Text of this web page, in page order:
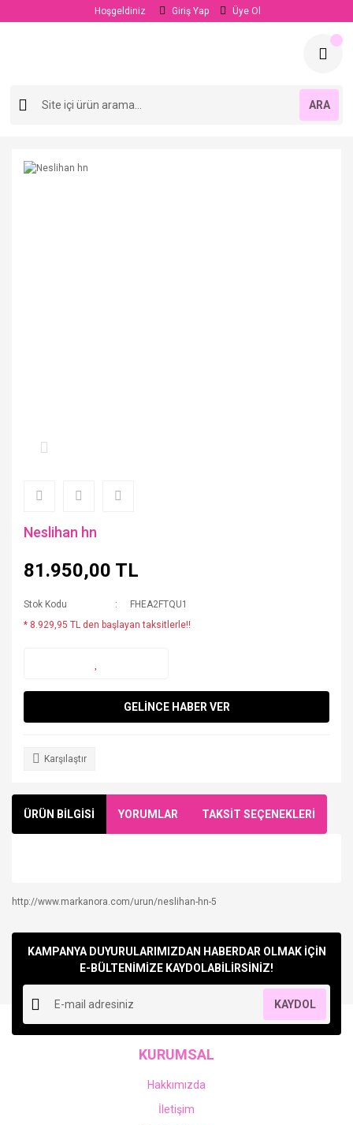
Hoşgeldiniz Giriş Yap Üye Ol
ARA
Neslihan hn
81.950,00 TL
Stok Kodu
FHEA2FTQU1
* 8.929,95 TL den başlayan taksitlerle!!
GELİNCE HABER VER
Karşılaştır
ÜRÜN BİLGİSİ YORUMLAR TAKSİT SEÇENEKLERİ
Yorum Yaz
http://www.markanora.com/urun/neslihan-hn-5
KAMPANYA DUYURULARIMIZDAN HABERDAR OLMAK İÇİN
E-BÜLTENİMİZE KAYDOLABİLİRSİNİZ!
KAYDOL
KURUMSAL
Hakkımızda
İletişim